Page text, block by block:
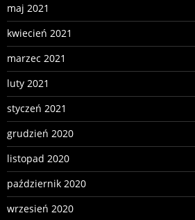
maj 2021
kwiecień 2021
marzec 2021
luty 2021
styczeń 2021
grudzień 2020
listopad 2020
październik 2020
wrzesień 2020